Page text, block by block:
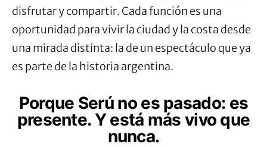
disfrutar y compartir. Cada función es una
oportunidad para vivir la ciudad y la costa desde
una mirada distinta: la de un espectáculo que ya
es parte de la historia argentina.
Porque Serú no es pasado: es
presente. Y está más vivo que
nunca.